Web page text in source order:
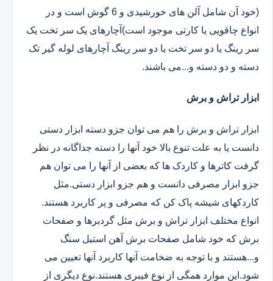
(خود آن شامل آلن های خورشیدی و 6 گوش است و در
انواع چاقویی یا کارتی موجود است)آچارهای یک سر تخت یک
سر رینگ یا دو سر تخت یا دو سر رینگ آچارهای لوله گیر تک
دسته و دو دسته و...می باشند.
ابزار تراش و برش
ابزار تراش و برش را هم می توان جزو دسته ابزار دستی
دانست یا به علت تنوع بالا خود آنها را دسته جداگانه در نظر
گرفت کاترها و کاردک ها که بعضی از آنها را می توان هم
جزو ابزار مصرفی دانست و هم جزو ابزار دستی.مثل
کاردکهای شیشه پاک کن که مصرفی و پر کاربرد هستند.
انواع مختلف ابزار تراش و برش مثل گردبرها و صفحات
برش که خود شامل صفحات برش آهن استیل سنگ
و...هستند و با توجه به ضخامت آنها کاربرد آنها تعیین می
شود.این موارد همگی از نوع فیبری هستند.نوع دیگری از